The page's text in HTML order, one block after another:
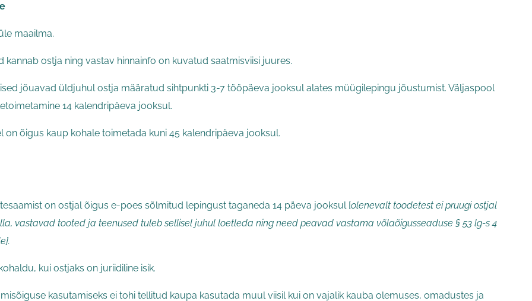
maailma.
kannab ostja ning vastav hinnainfo on kuvatud saatmisviisi juures.
jõuavad üldjuhul ostja määratud sihtpunkti 3-7 tööpäeva jooksul alates müügilepingu jõustumist. Väljaspool
14 kalendripäeva jooksul.
on õigus kaup kohale toimetada kuni 45 kalendripäeva jooksul.
on ostjal õigus e-poes sõlmitud lepingust taganeda 14 päeva jooksul [olenevalt toodetest ei pruugi ostjal
vastavad tooted ja teenused tuleb sellisel juhul loetleda ning need peavad vastama võlaõigusseaduse § 53 lg-s 4
kui ostjaks on juriidiline isik.
kasutamiseks ei tohi tellitud kaupa kasutada muul viisil kui on vajalik kauba olemuses, omadustes ja